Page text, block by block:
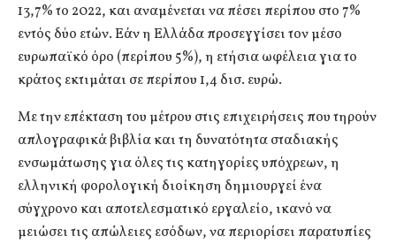
13,7% το 2022, και αναμένεται να πέσει περίπου στο 7%
εντός δύο ετών. Εάν η Ελλάδα προσεγγίσει τον μέσο
ευρωπαϊκό όρο (περίπου 5%), η ετήσια ωφέλεια για το
κράτος εκτιμάται σε περίπου 1,4 δισ. ευρώ.
Με την επέκταση του μέτρου στις επιχειρήσεις που τηρούν
απλογραφικά βιβλία και τη δυνατότητα σταδιακής
ενσωμάτωσης για όλες τις κατηγορίες υπόχρεων, η
ελληνική φορολογική διοίκηση δημιουργεί ένα
σύγχρονο και αποτελεσματικό εργαλείο, ικανό να
μειώσει τις απώλειες εσόδων, να περιορίσει παρατυπίες